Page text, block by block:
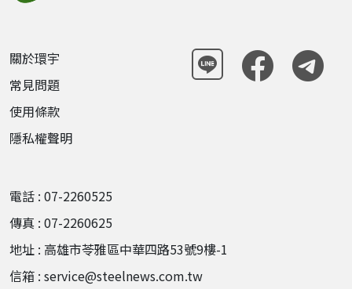
關於環宇
常見問題
使用條款
隱私權聲明
電話 : 07-2260525
傳真 : 07-2260625
地址 : 高雄市苓雅區中華四路53號9樓-1
信箱 : service@steelnews.com.tw